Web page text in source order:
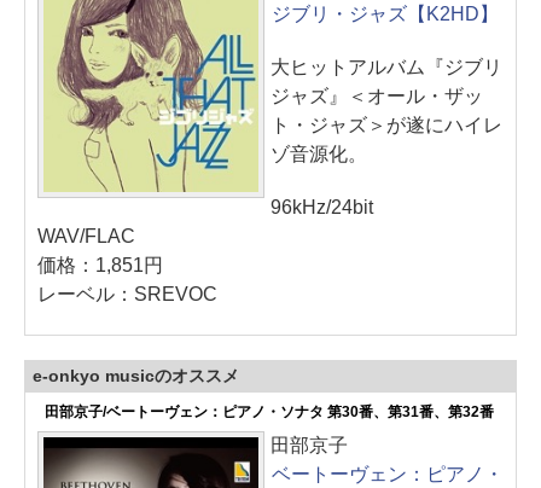
ジブリ・ジャズ【K2HD】
大ヒットアルバム『ジブリ
ジャズ』＜オール・ザッ
ト・ジャズ＞が遂にハイレ
ゾ音源化。
96kHz/24bit
WAV/FLAC
価格：1,851円
レーベル：SREVOC
e-onkyo musicのオススメ
田部京子/ベートーヴェン：ピアノ・ソナタ 第30番、第31番、第32番
田部京子
ベートーヴェン：ピアノ・